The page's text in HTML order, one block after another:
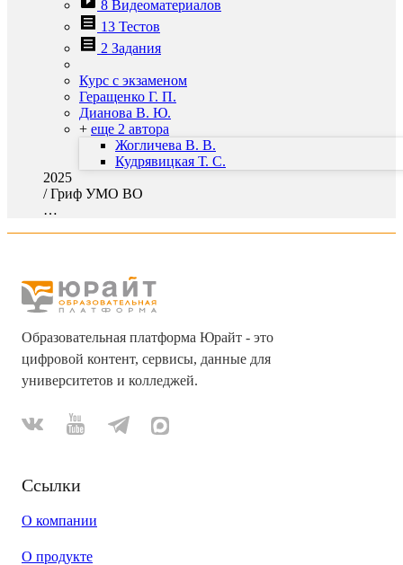
8 Видеоматериалов
13 Тестов
2 Задания
Курс с экзаменом
Геращенко Г. П.
Дианова В. Ю.
+ еще 2 автора
Жогличева В. В.
Кудрявицкая Т. С.
2025
/Гриф УМО ВО
…
Образовательная платформа Юрайт - это
цифровой контент, сервисы, данные для
университетов и колледжей.
Ссылки
О компании
О продукте